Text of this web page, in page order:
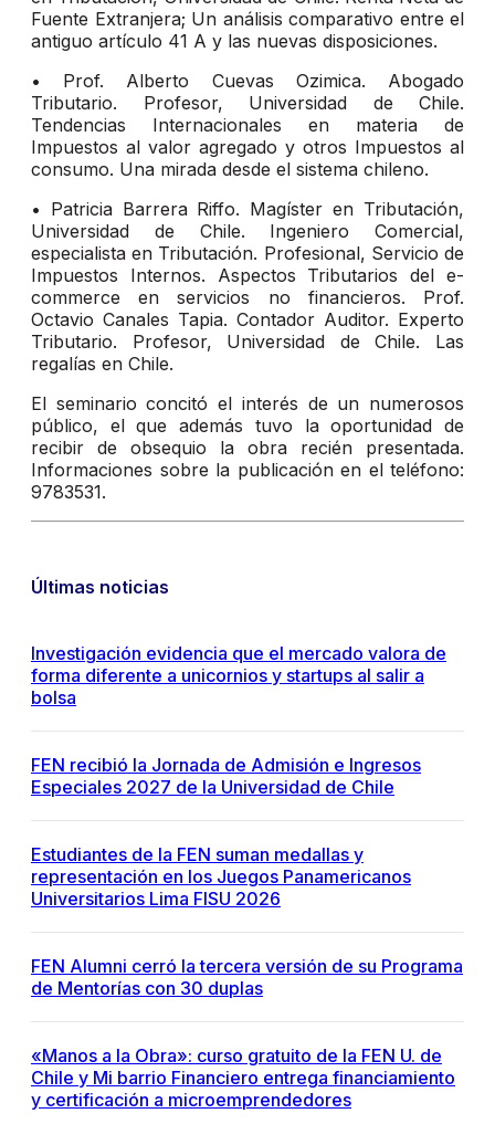
Fuente Extranjera; Un análisis comparativo entre el
antiguo artículo 41 A y las nuevas disposiciones.
• Prof. Alberto Cuevas Ozimica. Abogado
Tributario. Profesor, Universidad de Chile.
Tendencias Internacionales en materia de
Impuestos al valor agregado y otros Impuestos al
consumo. Una mirada desde el sistema chileno.
• Patricia Barrera Riffo. Magíster en Tributación,
Universidad de Chile. Ingeniero Comercial,
especialista en Tributación. Profesional, Servicio de
Impuestos Internos. Aspectos Tributarios del e-
commerce en servicios no financieros. Prof.
Octavio Canales Tapia. Contador Auditor. Experto
Tributario. Profesor, Universidad de Chile. Las
regalías en Chile.
El seminario concitó el interés de un numerosos
público, el que además tuvo la oportunidad de
recibir de obsequio la obra recién presentada.
Informaciones sobre la publicación en el teléfono:
9783531.
Últimas noticias
Investigación evidencia que el mercado valora de
forma diferente a unicornios y startups al salir a
bolsa
FEN recibió la Jornada de Admisión e Ingresos
Especiales 2027 de la Universidad de Chile
Estudiantes de la FEN suman medallas y
representación en los Juegos Panamericanos
Universitarios Lima FISU 2026
FEN Alumni cerró la tercera versión de su Programa
de Mentorías con 30 duplas
«Manos a la Obra»: curso gratuito de la FEN U. de
Chile y Mi barrio Financiero entrega financiamiento
y certificación a microemprendedores